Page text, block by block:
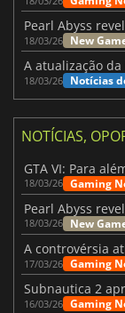
18/03/26 New
18/03/26 Notícias
NOTÍCIAS,
18/03/26 Gaming
18/03/26 New
17/03/26 Gaming
16/03/26 Gaming